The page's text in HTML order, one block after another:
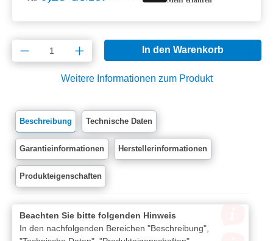
Produkt Anzahl: Gib den gewünschten
In den Warenkorb
Weitere Informationen zum Produkt
Beschreibung Technische Daten
Garantieinformationen Herstellerinformationen
Produkteigenschaften
Beachten Sie bitte folgenden Hinweis
In den nachfolgenden Bereichen "Beschreibung",